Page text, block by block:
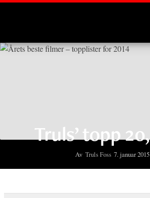
Truls’ topp
Av Truls Foss 7. januar 2015